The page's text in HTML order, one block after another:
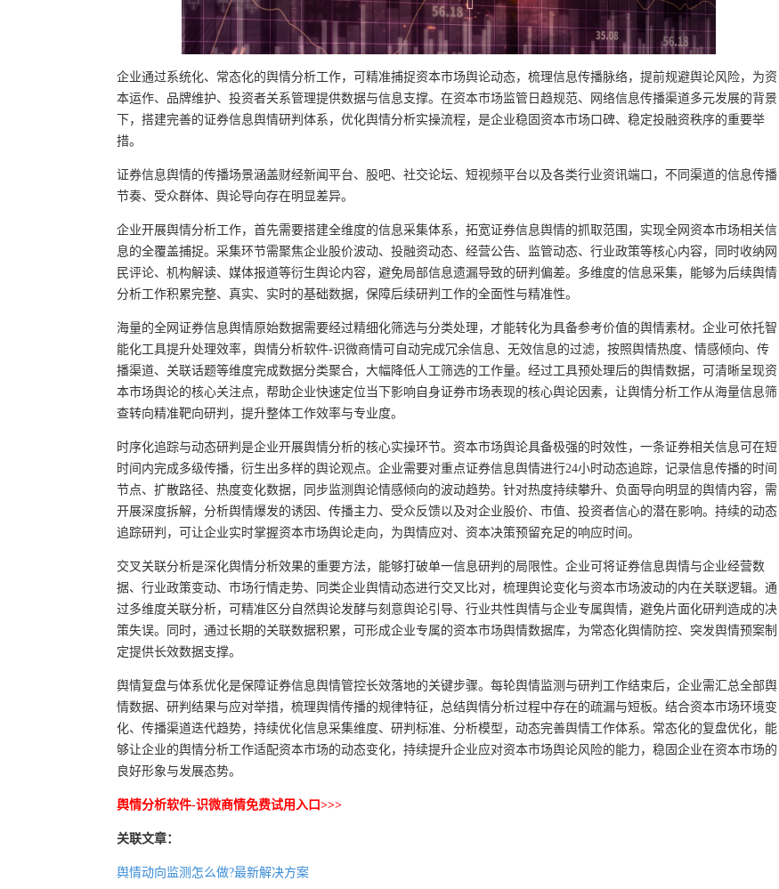
企业通过系统化、常态化的舆情分析工作，可精准捕捉资本市场舆论动态，梳理信息传播脉络，提前规避舆论风险，为资
本运作、品牌维护、投资者关系管理提供数据与信息支撑。在资本市场监管日趋规范、网络信息传播渠道多元发展的背景
下，搭建完善的证券信息舆情研判体系，优化舆情分析实操流程，是企业稳固资本市场口碑、稳定投融资秩序的重要举
措。
证券信息舆情的传播场景涵盖财经新闻平台、股吧、社交论坛、短视频平台以及各类行业资讯端口，不同渠道的信息传播
节奏、受众群体、舆论导向存在明显差异。
企业开展舆情分析工作，首先需要搭建全维度的信息采集体系，拓宽证券信息舆情的抓取范围，实现全网资本市场相关信
息的全覆盖捕捉。采集环节需聚焦企业股价波动、投融资动态、经营公告、监管动态、行业政策等核心内容，同时收纳网
民评论、机构解读、媒体报道等衍生舆论内容，避免局部信息遗漏导致的研判偏差。多维度的信息采集，能够为后续舆情
分析工作积累完整、真实、实时的基础数据，保障后续研判工作的全面性与精准性。
海量的全网证券信息舆情原始数据需要经过精细化筛选与分类处理，才能转化为具备参考价值的舆情素材。企业可依托智
能化工具提升处理效率，舆情分析软件-识微商情可自动完成冗余信息、无效信息的过滤，按照舆情热度、情感倾向、传
播渠道、关联话题等维度完成数据分类聚合，大幅降低人工筛选的工作量。经过工具预处理后的舆情数据，可清晰呈现资
本市场舆论的核心关注点，帮助企业快速定位当下影响自身证券市场表现的核心舆论因素，让舆情分析工作从海量信息筛
查转向精准靶向研判，提升整体工作效率与专业度。
时序化追踪与动态研判是企业开展舆情分析的核心实操环节。资本市场舆论具备极强的时效性，一条证券相关信息可在短
时间内完成多级传播，衍生出多样的舆论观点。企业需要对重点证券信息舆情进行24小时动态追踪，记录信息传播的时间
节点、扩散路径、热度变化数据，同步监测舆论情感倾向的波动趋势。针对热度持续攀升、负面导向明显的舆情内容，需
开展深度拆解，分析舆情爆发的诱因、传播主力、受众反馈以及对企业股价、市值、投资者信心的潜在影响。持续的动态
追踪研判，可让企业实时掌握资本市场舆论走向，为舆情应对、资本决策预留充足的响应时间。
交叉关联分析是深化舆情分析效果的重要方法，能够打破单一信息研判的局限性。企业可将证券信息舆情与企业经营数
据、行业政策变动、市场行情走势、同类企业舆情动态进行交叉比对，梳理舆论变化与资本市场波动的内在关联逻辑。通
过多维度关联分析，可精准区分自然舆论发酵与刻意舆论引导、行业共性舆情与企业专属舆情，避免片面化研判造成的决
策失误。同时，通过长期的关联数据积累，可形成企业专属的资本市场舆情数据库，为常态化舆情防控、突发舆情预案制
定提供长效数据支撑。
舆情复盘与体系优化是保障证券信息舆情管控长效落地的关键步骤。每轮舆情监测与研判工作结束后，企业需汇总全部舆
情数据、研判结果与应对举措，梳理舆情传播的规律特征，总结舆情分析过程中存在的疏漏与短板。结合资本市场环境变
化、传播渠道迭代趋势，持续优化信息采集维度、研判标准、分析模型，动态完善舆情工作体系。常态化的复盘优化，能
够让企业的舆情分析工作适配资本市场的动态变化，持续提升企业应对资本市场舆论风险的能力，稳固企业在资本市场的
良好形象与发展态势。
舆情分析软件-识微商情免费试用入口>>>
关联文章：
舆情动向监测怎么做?最新解决方案